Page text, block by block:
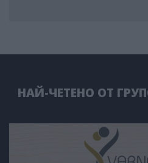
НАЙ-ЧЕТЕНО ОТ